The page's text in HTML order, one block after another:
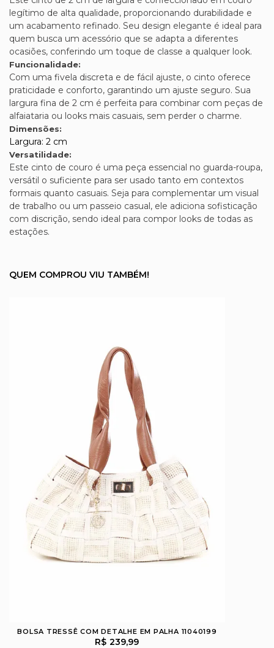
legítimo de alta qualidade, proporcionando durabilidade e
um acabamento refinado. Seu design elegante é ideal para
quem busca um acessório que se adapta a diferentes
ocasiões, conferindo um toque de classe a qualquer look.
Funcionalidade:
Com uma fivela discreta e de fácil ajuste, o cinto oferece
praticidade e conforto, garantindo um ajuste seguro. Sua
largura fina de 2 cm é perfeita para combinar com peças de
alfaiataria ou looks mais casuais, sem perder o charme.
Dimensões:
Largura: 2 cm
Versatilidade:
Este cinto de couro é uma peça essencial no guarda-roupa,
versátil o suficiente para ser usado tanto em contextos
formais quanto casuais. Seja para complementar um visual
de trabalho ou um passeio casual, ele adiciona sofisticação
com discrição, sendo ideal para compor looks de todas as
estações.
QUEM COMPROU VIU TAMBÉM!
BOLSA TRESSÊ COM DETALHE EM PALHA 11040199
R$ 239,99